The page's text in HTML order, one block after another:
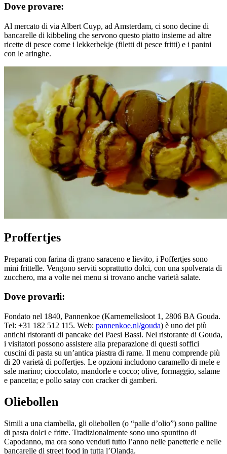
Dove provare:
Al mercato di via Albert Cuyp, ad Amsterdam, ci sono decine di
bancarelle di kibbeling che servono questo piatto insieme ad altre
ricette di pesce come i lekkerbekje (filetti di pesce fritti) e i panini
con le aringhe.
Proffertjes
Preparati con farina di grano saraceno e lievito, i Poffertjes sono
mini frittelle. Vengono serviti soprattutto dolci, con una spolverata di
zucchero, ma a volte nei menu si trovano anche varietà salate.
Dove provarli:
Fondato nel 1840, Pannenkoe (Karnemelksloot 1, 2806 BA Gouda.
Tel: +31 182 512 115. Web: pannenkoe.nl/gouda) è uno dei più
antichi ristoranti di pancake dei Paesi Bassi. Nel ristorante di Gouda,
i visitatori possono assistere alla preparazione di questi soffici
cuscini di pasta su un’antica piastra di rame. Il menu comprende più
di 20 varietà di poffertjes. Le opzioni includono caramello di mele e
sale marino; cioccolato, mandorle e cocco; olive, formaggio, salame
e pancetta; e pollo satay con cracker di gamberi.
Oliebollen
Simili a una ciambella, gli oliebollen (o “palle d’olio”) sono palline
di pasta dolci e fritte. Tradizionalmente sono uno spuntino di
Capodanno, ma ora sono venduti tutto l’anno nelle panetterie e nelle
bancarelle di street food in tutta l’Olanda.